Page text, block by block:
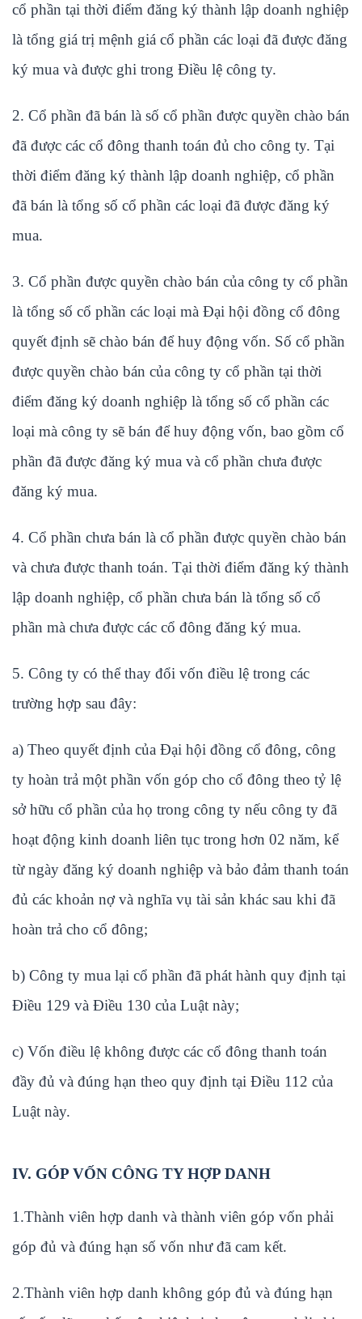
cổ phần tại thời điểm đăng ký thành lập doanh nghiệp
là tổng giá trị mệnh giá cổ phần các loại đã được đăng
ký mua và được ghi trong Điều lệ công ty.
2. Cổ phần đã bán là số cổ phần được quyền chào bán
đã được các cổ đông thanh toán đủ cho công ty. Tại
thời điểm đăng ký thành lập doanh nghiệp, cổ phần
đã bán là tổng số cổ phần các loại đã được đăng ký
mua.
3. Cổ phần được quyền chào bán của công ty cổ phần
là tổng số cổ phần các loại mà Đại hội đồng cổ đông
quyết định sẽ chào bán để huy động vốn. Số cổ phần
được quyền chào bán của công ty cổ phần tại thời
điểm đăng ký doanh nghiệp là tổng số cổ phần các
loại mà công ty sẽ bán để huy động vốn, bao gồm cổ
phần đã được đăng ký mua và cổ phần chưa được
đăng ký mua.
4. Cổ phần chưa bán là cổ phần được quyền chào bán
và chưa được thanh toán. Tại thời điểm đăng ký thành
lập doanh nghiệp, cổ phần chưa bán là tổng số cổ
phần mà chưa được các cổ đông đăng ký mua.
5. Công ty có thể thay đổi vốn điều lệ trong các
trường hợp sau đây:
a) Theo quyết định của Đại hội đồng cổ đông, công
ty hoàn trả một phần vốn góp cho cổ đông theo tỷ lệ
sở hữu cổ phần của họ trong công ty nếu công ty đã
hoạt động kinh doanh liên tục trong hơn 02 năm, kể
từ ngày đăng ký doanh nghiệp và bảo đảm thanh toán
đủ các khoản nợ và nghĩa vụ tài sản khác sau khi đã
hoàn trả cho cổ đông;
b) Công ty mua lại cổ phần đã phát hành quy định tại
Điều 129 và Điều 130 của Luật này;
c) Vốn điều lệ không được các cổ đông thanh toán
đầy đủ và đúng hạn theo quy định tại Điều 112 của
Luật này.
IV. GÓP VỐN CÔNG TY HỢP DANH
1.Thành viên hợp danh và thành viên góp vốn phải
góp đủ và đúng hạn số vốn như đã cam kết.
2.Thành viên hợp danh không góp đủ và đúng hạn